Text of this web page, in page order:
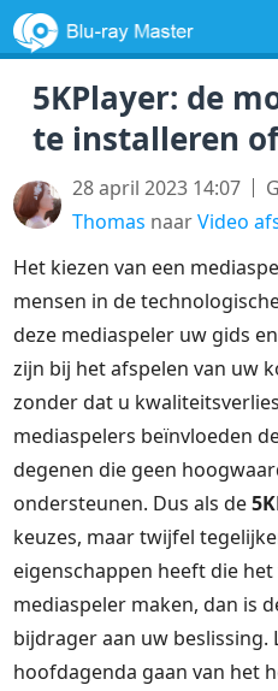
5KPlayer: de
te installeren
28 april 2023 14:07
Thomas naarVideo
Het kiezen van een
mensen in de
deze mediaspeler uw gids
zijn bij het afspelen van uw
zonder dat u
mediaspelers beïnvloeden
degenen die geen
ondersteunen. Dus als de
keuzes, maar twijfel
eigenschappen heeft die
mediaspeler maken, dan is
bijdrager aan uw beslissing.
hoofdagenda gaan van het